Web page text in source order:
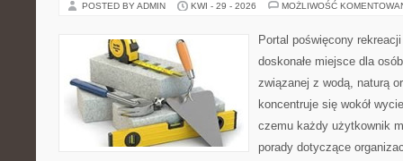
POSTED BY ADMIN KWI - 29 - 2026 MOŻLIWOŚĆ
Portal poświęcony
doskonałe miejsce dla
związanej z wodą, naturą
koncentruje się wokół
czemu każdy użytkownik
porady dotyczące